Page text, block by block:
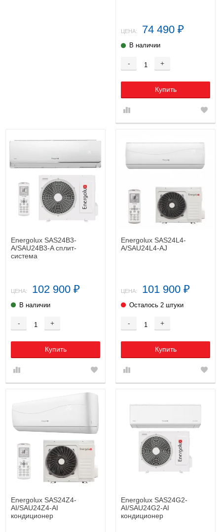
ЦЕНА: 74 490 ₽
В наличии
- +
Купить
Energolux SAS24B3-
A/SAU24B3-A сплит-
система
ЦЕНА: 102 900 ₽
В наличии
- +
Купить
Energolux SAS24L4-
A/SAU24L4-AJ
ЦЕНА: 101 900 ₽
Осталось 2 штуки
- +
Купить
Energolux SAS24Z4-
AI/SAU24Z4-AI
кондиционер
Energolux SAS24G2-
AI/SAU24G2-AI
кондиционер